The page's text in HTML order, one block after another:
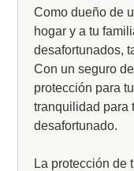
Como dueño de
hogar y a tu
desafortunados,
Con un seguro
protección para
tranquilidad para
desafortunado.
La protección de